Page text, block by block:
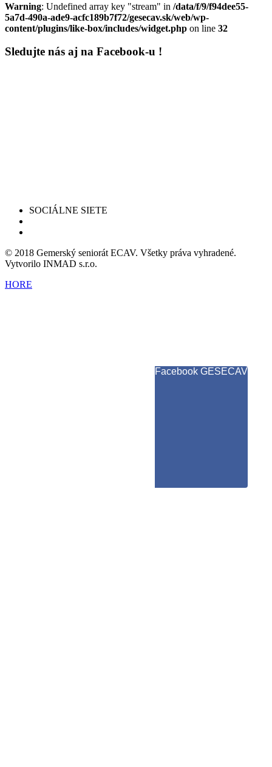
Warning: Undefined array key "stream" in /data/f/9/f94dee55-
5a7d-490a-ade9-acfc189b7f72/gesecav.sk/web/wp-
content/plugins/like-box/includes/widget.php on line 32
Sledujte nás aj na Facebook-u !
SOCIÁLNE SIETE
© 2018 Gemerský seniorát ECAV. Všetky práva vyhradené.
Vytvorilo INMAD s.r.o.
HORE
Facebook GESECAV